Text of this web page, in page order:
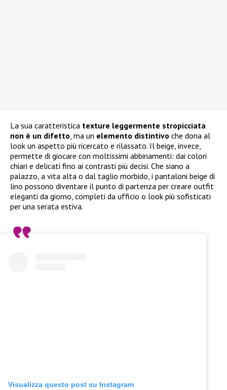
La sua caratteristica texture leggermente stropicciata
non è un difetto, ma un elemento distintivo che dona al
look un aspetto più ricercato e rilassato. Il beige, invece,
permette di giocare con moltissimi abbinamenti: dai colori
chiari e delicati fino ai contrasti più decisi. Che siano a
palazzo, a vita alta o dal taglio morbido, i pantaloni beige di
lino possono diventare il punto di partenza per creare outfit
eleganti da giorno, completi da ufficio o look più sofisticati
per una serata estiva.
Visualizza questo post su Instagram